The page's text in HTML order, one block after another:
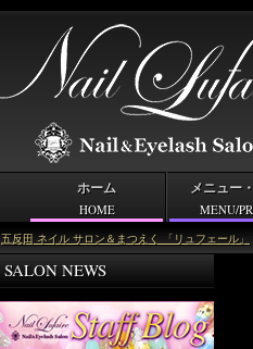
五反田 ネイル サロン＆まつえく 「リュフェール」
＜キーワード＞透け
SALON NEWS
ホーム
HOME
メニュー
MENU/